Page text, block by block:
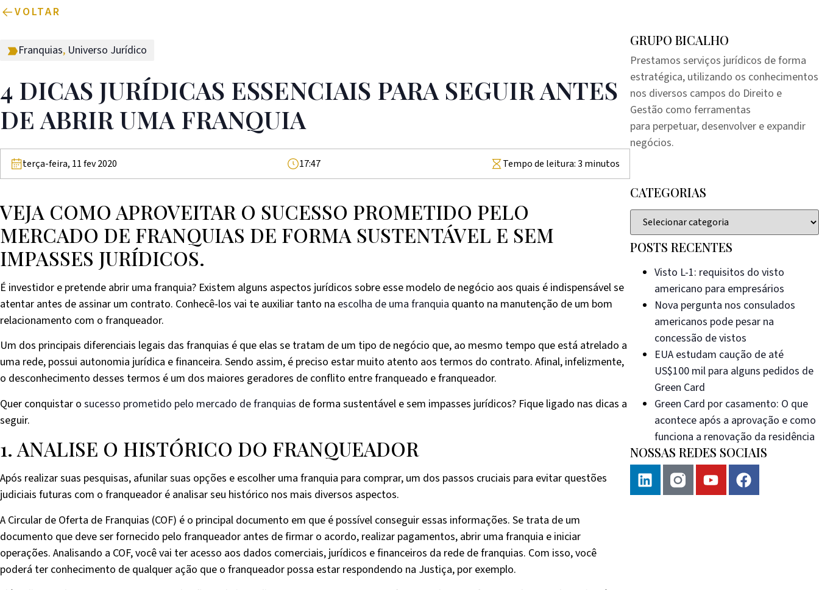
VOLTAR
Franquias, Universo Jurídico
4 DICAS JURÍDICAS ESSENCIAIS PARA SEGUIR ANTES
DE ABRIR UMA FRANQUIA
terça-feira, 11 fev 2020 17:47 Tempo de leitura:3 minutos
VEJA COMO APROVEITAR O SUCESSO PROMETIDO PELO
MERCADO DE FRANQUIAS DE FORMA SUSTENTÁVEL E SEM
IMPASSES JURÍDICOS.
É investidor e pretende abrir uma franquia? Existem alguns aspectos jurídicos sobre esse modelo de negócio aos quais é indispensável se
atentar antes de assinar um contrato. Conhecê-los vai te auxiliar tanto na escolha de uma franquia quanto na manutenção de um bom
relacionamento com o franqueador.
Um dos principais diferenciais legais das franquias é que elas se tratam de um tipo de negócio que, ao mesmo tempo que está atrelado a
uma rede, possui autonomia jurídica e financeira. Sendo assim, é preciso estar muito atento aos termos do contrato. Afinal, infelizmente,
o desconhecimento desses termos é um dos maiores geradores de conflito entre franqueado e franqueador.
Quer conquistar o sucesso prometido pelo mercado de franquias de forma sustentável e sem impasses jurídicos? Fique ligado nas dicas a
seguir.
1. ANALISE O HISTÓRICO DO FRANQUEADOR
Após realizar suas pesquisas, afunilar suas opções e escolher uma franquia para comprar, um dos passos cruciais para evitar questões
judiciais futuras com o franqueador é analisar seu histórico nos mais diversos aspectos.
A Circular de Oferta de Franquias (COF) é o principal documento em que é possível conseguir essas informações. Se trata de um
documento que deve ser fornecido pelo franqueador antes de firmar o acordo, realizar pagamentos, abrir uma franquia e iniciar
operações. Analisando a COF, você vai ter acesso aos dados comerciais, jurídicos e financeiros da rede de franquias. Com isso, você
poderá ter conhecimento de qualquer ação que o franqueador possa estar respondendo na Justiça, por exemplo.
GRUPO BICALHO
Prestamos serviços jurídicos de forma
estratégica, utilizando os conhecimentos
nos diversos campos do Direito e
Gestão como ferramentas
para perpetuar, desenvolver e expandir
negócios.
CATEGORIAS
POSTS RECENTES
Visto L-1: requisitos do visto
americano para empresários
Nova pergunta nos consulados
americanos pode pesar na
concessão de vistos
EUA estudam caução de até
US$100 mil para alguns pedidos de
Green Card
Green Card por casamento: O que
acontece após a aprovação e como
funciona a renovação da residência
NOSSAS REDES SOCIAIS